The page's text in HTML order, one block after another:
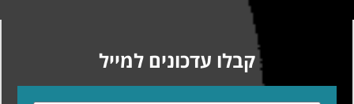
קבלו עדכונים למייל